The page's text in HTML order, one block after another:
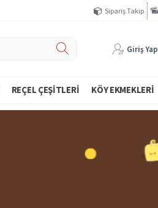
Sipariş Takip
Giriş Yap
REÇEL ÇEŞITLERI KÖY EKMEKLERI